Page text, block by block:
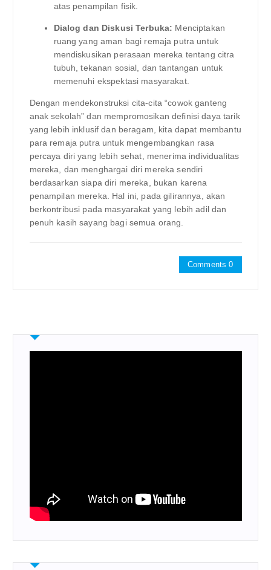
atas penampilan fisik.
Dialog dan Diskusi Terbuka: Menciptakan
ruang yang aman bagi remaja putra untuk
mendiskusikan perasaan mereka tentang citra
tubuh, tekanan sosial, dan tantangan untuk
memenuhi ekspektasi masyarakat.
Dengan mendekonstruksi cita-cita “cowok ganteng
anak sekolah” dan mempromosikan definisi daya tarik
yang lebih inklusif dan beragam, kita dapat membantu
para remaja putra untuk mengembangkan rasa
percaya diri yang lebih sehat, menerima individualitas
mereka, dan menghargai diri mereka sendiri
berdasarkan siapa diri mereka, bukan karena
penampilan mereka. Hal ini, pada gilirannya, akan
berkontribusi pada masyarakat yang lebih adil dan
penuh kasih sayang bagi semua orang.
Comments 0